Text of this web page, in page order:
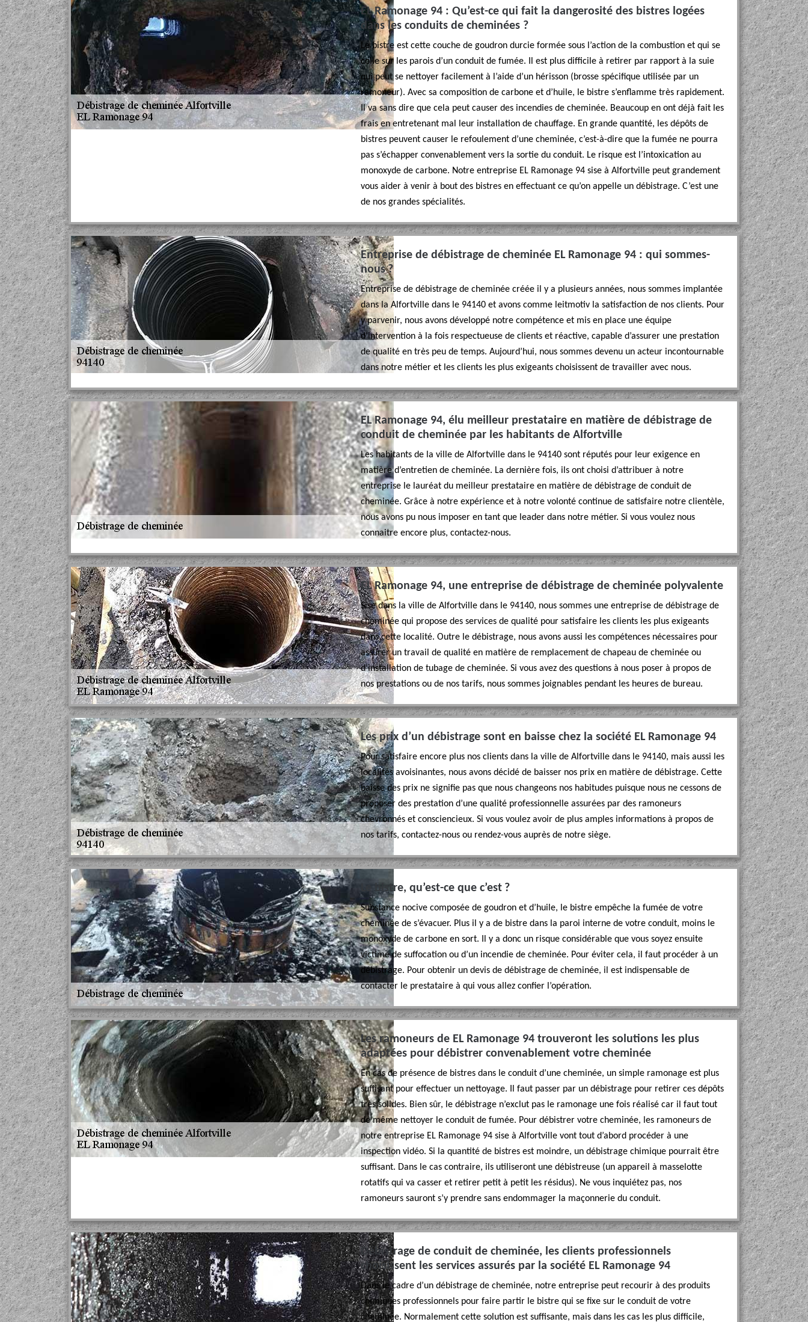
EL Ramonage 94 : Qu’est-ce qui fait la dangerosité des bistres logées
dans les conduits de cheminées ?
Le bistre est cette couche de goudron durcie formée sous l’action de la combustion et qui se
colle sur les parois d’un conduit de fumée. Il est plus difficile à retirer par rapport à la suie
qui peut se nettoyer facilement à l’aide d’un hérisson (brosse spécifique utilisée par un
ramoneur). Avec sa composition de carbone et d’huile, le bistre s’enflamme très rapidement.
Il va sans dire que cela peut causer des incendies de cheminée. Beaucoup en ont déjà fait les
frais en entretenant mal leur installation de chauffage. En grande quantité, les dépôts de
bistres peuvent causer le refoulement d’une cheminée, c’est-à-dire que la fumée ne pourra
pas s’échapper convenablement vers la sortie du conduit. Le risque est l’intoxication au
monoxyde de carbone. Notre entreprise EL Ramonage 94 sise à Alfortville peut grandement
vous aider à venir à bout des bistres en effectuant ce qu’on appelle un débistrage. C’est une
de nos grandes spécialités.
Entreprise de débistrage de cheminée EL Ramonage 94 : qui sommes-
nous ?
Entreprise de débistrage de cheminée créée il y a plusieurs années, nous sommes implantée
dans la Alfortville dans le 94140 et avons comme leitmotiv la satisfaction de nos clients. Pour
y parvenir, nous avons développé notre compétence et mis en place une équipe
d’intervention à la fois respectueuse de clients et réactive, capable d’assurer une prestation
de qualité en très peu de temps. Aujourd’hui, nous sommes devenu un acteur incontournable
dans notre métier et les clients les plus exigeants choisissent de travailler avec nous.
EL Ramonage 94, élu meilleur prestataire en matière de débistrage de
conduit de cheminée par les habitants de Alfortville
Les habitants de la ville de Alfortville dans le 94140 sont réputés pour leur exigence en
matière d’entretien de cheminée. La dernière fois, ils ont choisi d’attribuer à notre
entreprise le lauréat du meilleur prestataire en matière de débistrage de conduit de
cheminée. Grâce à notre expérience et à notre volonté continue de satisfaire notre clientèle,
nous avons pu nous imposer en tant que leader dans notre métier. Si vous voulez nous
connaitre encore plus, contactez-nous.
EL Ramonage 94, une entreprise de débistrage de cheminée polyvalente
Sise dans la ville de Alfortville dans le 94140, nous sommes une entreprise de débistrage de
cheminée qui propose des services de qualité pour satisfaire les clients les plus exigeants
dans cette localité. Outre le débistrage, nous avons aussi les compétences nécessaires pour
assurer un travail de qualité en matière de remplacement de chapeau de cheminée ou
d’installation de tubage de cheminée. Si vous avez des questions à nous poser à propos de
nos prestations ou de nos tarifs, nous sommes joignables pendant les heures de bureau.
Les prix d’un débistrage sont en baisse chez la société EL Ramonage 94
Pour satisfaire encore plus nos clients dans la ville de Alfortville dans le 94140, mais aussi les
localités avoisinantes, nous avons décidé de baisser nos prix en matière de débistrage. Cette
baisse des prix ne signifie pas que nous changeons nos habitudes puisque nous ne cessons de
proposer des prestation d’une qualité professionnelle assurées par des ramoneurs
chevronnés et consciencieux. Si vous voulez avoir de plus amples informations à propos de
nos tarifs, contactez-nous ou rendez-vous auprès de notre siège.
Le bistre, qu’est-ce que c’est ?
Substance nocive composée de goudron et d’huile, le bistre empêche la fumée de votre
cheminée de s’évacuer. Plus il y a de bistre dans la paroi interne de votre conduit, moins le
monoxyde de carbone en sort. Il y a donc un risque considérable que vous soyez ensuite
victime de suffocation ou d’un incendie de cheminée. Pour éviter cela, il faut procéder à un
débistrage. Pour obtenir un devis de débistrage de cheminée, il est indispensable de
contacter le prestataire à qui vous allez confier l’opération.
Les ramoneurs de EL Ramonage 94 trouveront les solutions les plus
adaptées pour débistrer convenablement votre cheminée
En cas de présence de bistres dans le conduit d’une cheminée, un simple ramonage est plus
suffisant pour effectuer un nettoyage. Il faut passer par un débistrage pour retirer ces dépôts
très solides. Bien sûr, le débistrage n’exclut pas le ramonage une fois réalisé car il faut tout
de même nettoyer le conduit de fumée. Pour débistrer votre cheminée, les ramoneurs de
notre entreprise EL Ramonage 94 sise à Alfortville vont tout d’abord procéder à une
inspection vidéo. Si la quantité de bistres est moindre, un débistrage chimique pourrait être
suffisant. Dans le cas contraire, ils utiliseront une débistreuse (un appareil à masselotte
rotatifs qui va casser et retirer petit à petit les résidus). Ne vous inquiétez pas, nos
ramoneurs sauront s’y prendre sans endommager la maçonnerie du conduit.
Débistrage de conduit de cheminée, les clients professionnels
choisissent les services assurés par la société EL Ramonage 94
Dans le cadre d’un débistrage de cheminée, notre entreprise peut recourir à des produits
chimiques professionnels pour faire partir le bistre qui se fixe sur le conduit de votre
cheminée. Normalement cette solution est suffisante, mais dans les cas les plus difficile,